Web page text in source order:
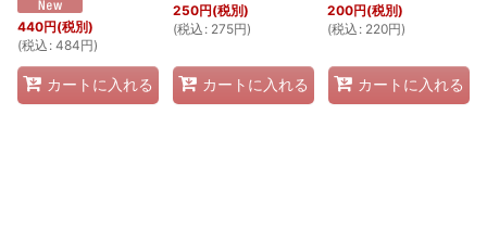
440円(税別)
(税込 : 484円)
カートに入れる
250円(税別)
(税込 : 275円)
カートに入れる
200円(税別)
(税込 : 220円)
カートに入れる